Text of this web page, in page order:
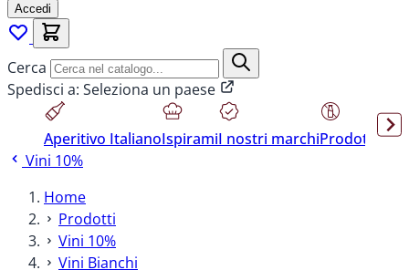
Accedi
Cerca
Spedisci a: Seleziona un paese
Aperitivo ItalianoIspiramiI nostri marchiProdotti
Vini 10%
Home
Prodotti
Vini 10%
Vini Bianchi